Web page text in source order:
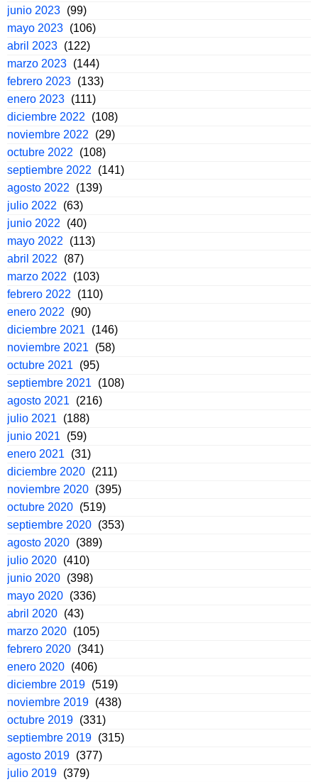
junio 2023 (99)
mayo 2023 (106)
abril 2023 (122)
marzo 2023 (144)
febrero 2023 (133)
enero 2023 (111)
diciembre 2022
(108)
noviembre 2022
(29)
octubre 2022
(108)
septiembre 2022
(141)
agosto 2022
(139)
julio 2022
(63)
junio 2022
(40)
mayo 2022
(113)
abril 2022
(87)
marzo 2022
(103)
febrero 2022
(110)
enero 2022
(90)
diciembre 2021
(146)
noviembre 2021
(58)
octubre 2021
(95)
septiembre 2021
(108)
agosto 2021
(216)
julio 2021
(188)
junio 2021
(59)
enero 2021
(31)
diciembre 2020 (211)
noviembre 2020 (395)
octubre 2020 (519)
septiembre 2020 (353)
agosto 2020 (389)
julio 2020 (410)
junio 2020 (398)
mayo 2020 (336)
abril 2020 (43)
marzo 2020 (105)
febrero 2020 (341)
enero 2020 (406)
diciembre 2019 (519)
noviembre 2019 (438)
octubre 2019 (331)
septiembre 2019 (315)
agosto 2019 (377)
julio 2019 (379)